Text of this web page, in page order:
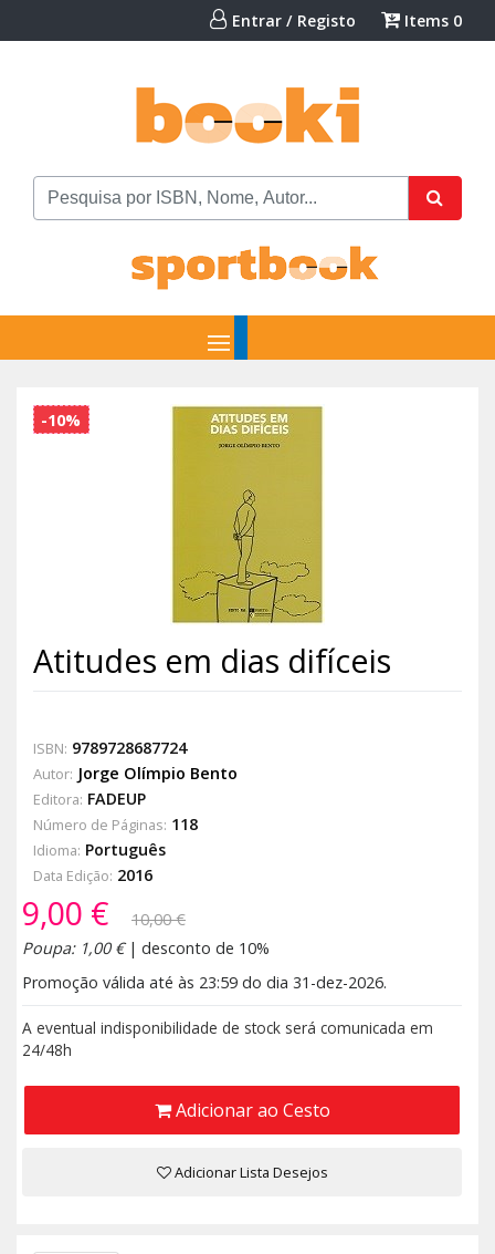
Entrar / Registo Items 0
-10%
Atitudes em dias difíceis
ISBN: 9789728687724
Autor: Jorge Olímpio Bento
Editora: FADEUP
Número de Páginas: 118
Idioma: Português
Data Edição: 2016
9,00 €
10,00 €
Poupa: 1,00 €| desconto de 10%
Promoção válida até às 23:59 do dia 31-dez-2026.
A eventual indisponibilidade de stock será comunicada em
24/48h
Adicionar ao Cesto
Adicionar Lista Desejos